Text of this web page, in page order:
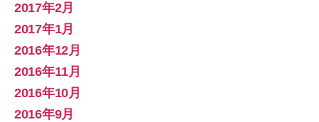
2017年2月
2017年1月
2016年12月
2016年11月
2016年10月
2016年9月